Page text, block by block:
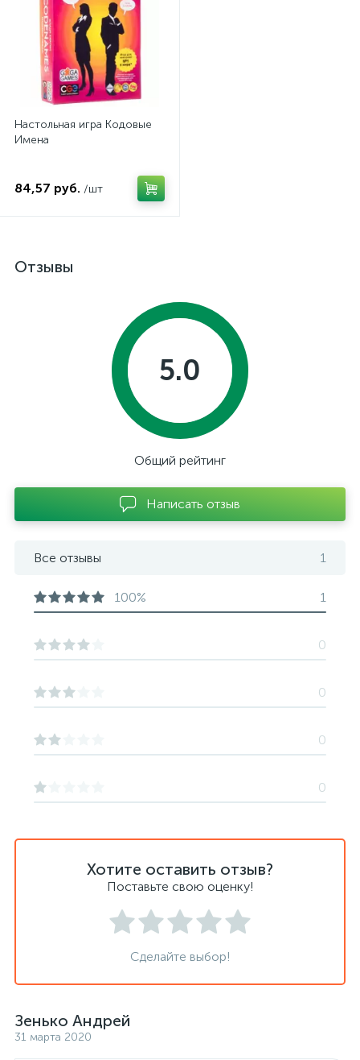
Настольная игра Кодовые
Имена
84,57 руб. /шт
Отзывы
Хотите оставить отзыв?
Поставьте свою оценку!
Сделайте выбор!
Зенько Андрей
31 марта 2020
5.0
Общий рейтинг
Написать отзыв
Все отзывы 1
100% 1
0
0
0
0